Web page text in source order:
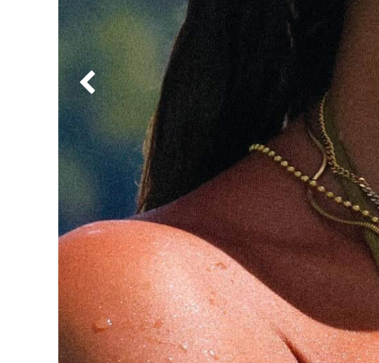
Précédent